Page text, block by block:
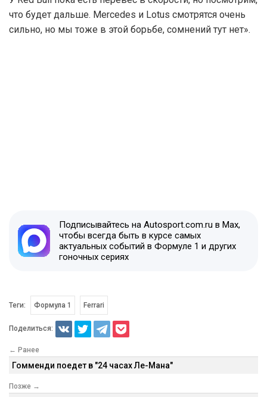
что будет дальше. Mercedes и Lotus смотрятся очень
сильно, но мы тоже в этой борьбе, сомнений тут нет».
Подписывайтесь на Autosport.com.ru в Max,
чтобы всегда быть в курсе самых
актуальных событий в Формуле 1 и других
гоночных сериях
Теги: Формула 1 Ferrari
Поделиться:
← Ранее
Гомменди поедет в "24 часах Ле-Мана"
Позже →